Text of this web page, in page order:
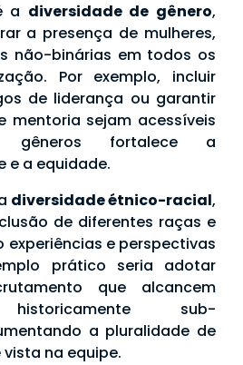
a diversidade de gênero,
a presença de mulheres,
não-binárias em todos os
Por exemplo, incluir
de liderança ou garantir
mentoria sejam acessíveis
fortalece a
e a equidade.
diversidade étnico-racial,
de diferentes raças e
experiências e perspectivas
prático seria adotar
que alcancem
historicamente sub-
a pluralidade de
na equipe.